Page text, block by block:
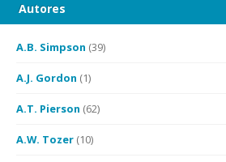
Autores
A.B. Simpson (39)
A.J. Gordon (1)
A.T. Pierson (62)
A.W. Tozer (10)